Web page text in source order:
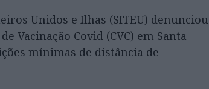
Unidos e Ilhas (SITEU) denunciou
Vacinação Covid (CVC) em Santa
mínimas de distância de